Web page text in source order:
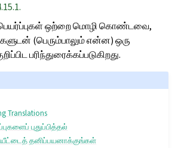
ஒற்றை மொழி கொண்டவை,
(பெரும்பாலும் என்ன) ஒரு
பரிந்துரைக்கப்படுகிறது.
Translations
புதுப்பித்தல்
தனிப்பயனாக்குங்கள்